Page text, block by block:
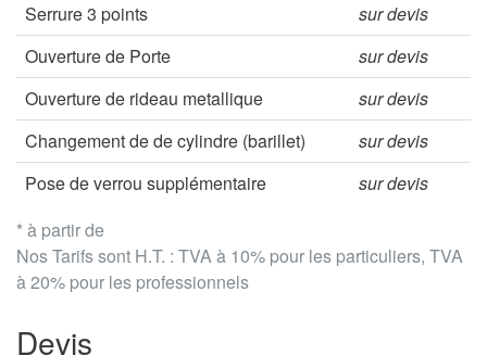
* à partir de
Nos Tarifs sont H.T. : TVA à 10% pour les particuliers, TVA
à 20% pour les professionnels
Serrure 3 points
sur devis
Ouverture de Porte
sur devis
Ouverture de rideau metallique
sur devis
Changement de de cylindre (barillet)
sur devis
Pose de verrou supplémentaire
sur devis
Devis